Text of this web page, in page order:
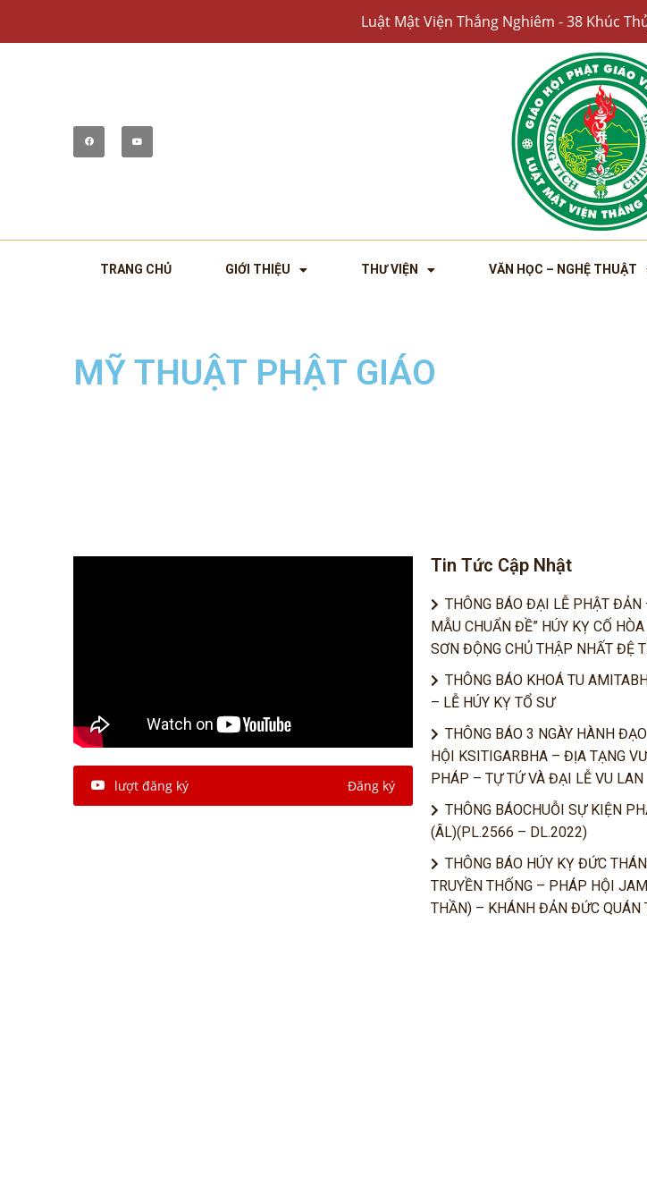
Luật Mật Viện Thắng Nghiêm - 38 Khúc
TRANG CHỦ GIỚI THIỆU THƯ VIỆN VĂN HỌC – NGHỆ THUẬT
MỸ THUẬT PHẬT GIÁO
lượt đăng ký Đăng ký
Tin Tức Cập Nhật
THÔNG BÁO ĐẠI LỄ PHẬT ĐẢN
MẪU CHUẨN ĐỀ” HÚY KỴ CỐ
SƠN ĐỘNG CHỦ THẬP NHẤT ĐỆ
THÔNG BÁO KHOÁ TU
– LỄ HÚY KỴ TỔ SƯ
THÔNG BÁO 3 NGÀY HÀNH
HỘI KSITIGARBHA – ĐỊA TẠNG
PHÁP – TỰ TỨ VÀ ĐẠI LỄ VU LAN
THÔNG BÁOCHUỖI SỰ KIỆN
(ÂL)(PL.2566 – DL.2022)
THÔNG BÁO HÚY KỴ ĐỨC
TRUYỀN THỐNG – PHÁP HỘI
THẦN) – KHÁNH ĐẢN ĐỨC QUÁN